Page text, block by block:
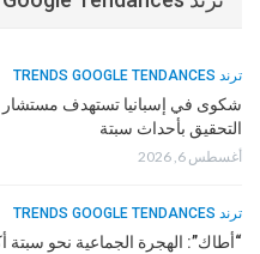
ترند TRENDS GOOGLE TENDANCES
شكوى في إسبانيا تستهدف مستشار
التحقيق بأحداث سبتة
أغسطس 6, 2026
ترند TRENDS GOOGLE TENDANCES
“أطاك”: الهجرة الجماعية نحو